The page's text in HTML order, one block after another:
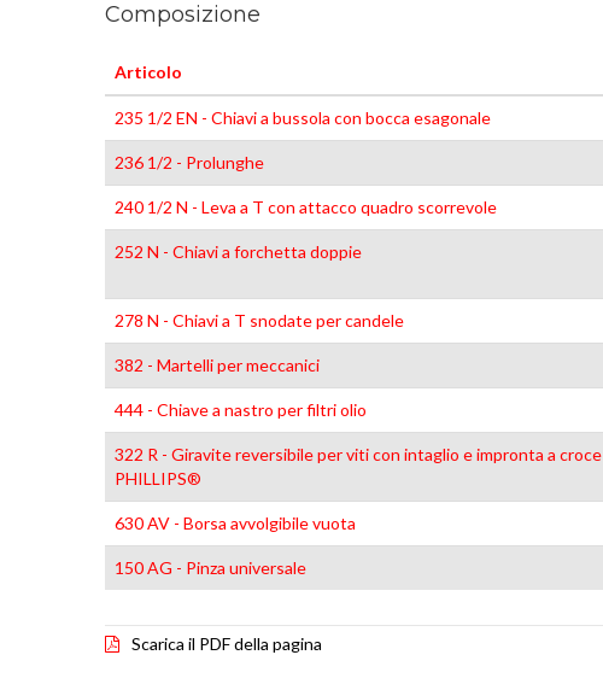
Composizione
Articolo
235 1/2 EN - Chiavi a bussola con bocca esagonale
236 1/2 - Prolunghe
240 1/2 N - Leva a T con attacco quadro scorrevole
252 N - Chiavi a forchetta doppie
278 N - Chiavi a T snodate per candele
382 - Martelli per meccanici
444 - Chiave a nastro per filtri olio
322 R - Giravite reversibile per viti con intaglio e impronta a croce
PHILLIPS®
630 AV - Borsa avvolgibile vuota
150 AG - Pinza universale
Scarica il PDF della pagina